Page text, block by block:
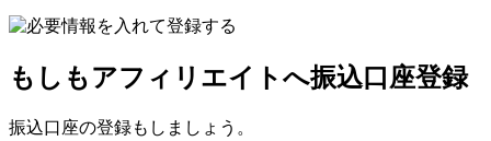
もしもアフィリエイトへ振込口座登録
振込口座の登録もしましょう。